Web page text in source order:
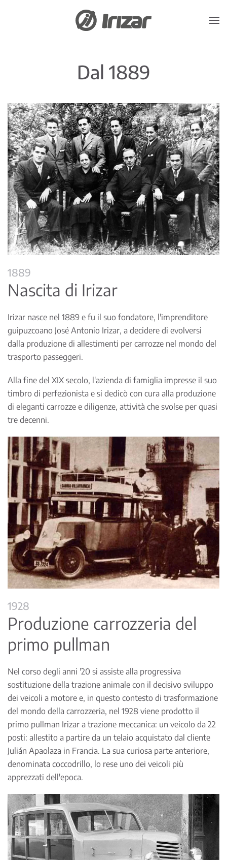
Skip to main content
Dal 1889
1889
Nascita di Irizar
Irizar nasce nel 1889 e fu il suo fondatore, l'imprenditore
guipuzcoano José Antonio Irizar, a decidere di evolversi
dalla produzione di allestimenti per carrozze nel mondo del
trasporto passeggeri.
Alla fine del XIX secolo, l'azienda di famiglia impresse il suo
timbro di perfezionista e si dedicò con cura alla produzione
di eleganti carrozze e diligenze, attività che svolse per quasi
tre decenni.
1928
Produzione carrozzeria del
primo pullman
Nel corso degli anni '20 si assiste alla progressiva
sostituzione della trazione animale con il decisivo sviluppo
dei veicoli a motore e, in questo contesto di trasformazione
del mondo della carrozzeria, nel 1928 viene prodotto il
primo pullman Irizar a trazione meccanica: un veicolo da 22
posti: allestito a partire da un telaio acquistato dal cliente
Julián Apaolaza in Francia. La sua curiosa parte anteriore,
denominata coccodrillo, lo rese uno dei veicoli più
apprezzati dell'epoca.